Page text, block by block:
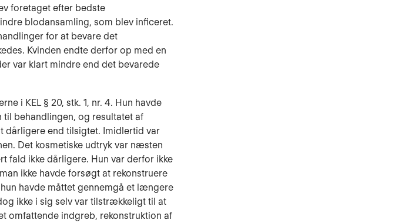
foretaget efter bedste
blodansamling, som blev inficeret.
for at bevare det
Kvinden endte derfor op med en
var klart mindre end det bevarede
i KEL § 20, stk. 1, nr. 4. Hun havde
behandlingen, og resultatet af
end tilsigtet. Imidlertid var
Det kosmetiske udtryk var næsten
fald ikke dårligere. Hun var derfor ikke
ikke havde forsøgt at rekonstruere
havde måttet gennemgå et længere
ikke i sig selv var tilstrækkeligt til at
omfattende indgreb, rekonstruktion af